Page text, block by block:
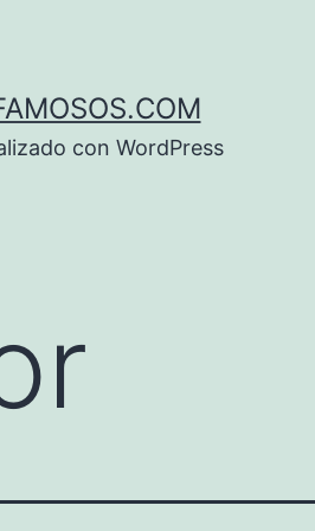
con WordPress